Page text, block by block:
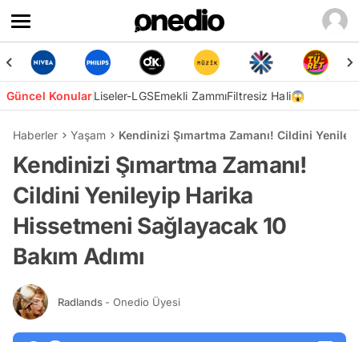
Güncel KonularLiseler-LGSEmekli ZammıFiltresiz Hali😱
Haberler Yaşam Kendinizi Şımartma Zamanı! Cildini
Kendinizi Şımartma Zamanı!
Cildini Yenileyip Harika
Hissetmeni Sağlayacak 10
Bakım Adımı
Radlands - Onedio Üyesi